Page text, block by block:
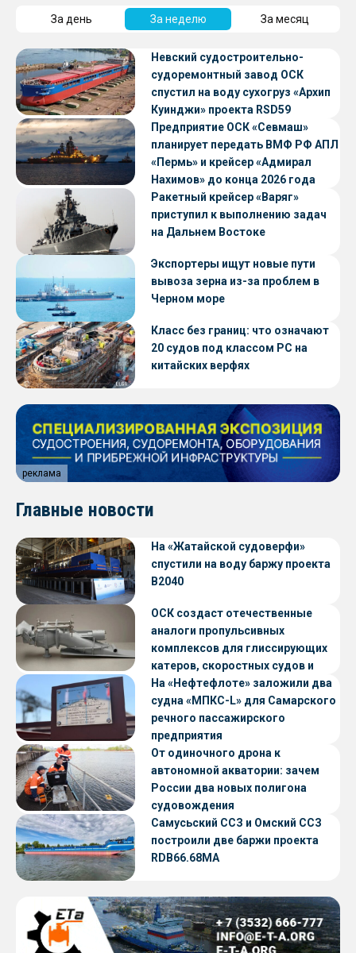
За день За неделю За месяц
Невский судостроительно-
судоремонтный завод ОСК
спустил на воду сухогруз «Архип
Куинджи» проекта RSD59
Предприятие ОСК «Севмаш»
планирует передать ВМФ РФ АПЛ
«Пермь» и крейсер «Адмирал
Нахимов» до конца 2026 года
Ракетный крейсер «Варяг»
приступил к выполнению задач
на Дальнем Востоке
Экспортеры ищут новые пути
вывоза зерна из-за проблем в
Черном море
Класс без границ: что означают
20 судов под классом РС на
китайских верфях
реклама
Главные новости
На «Жатайской судоверфи»
спустили на воду баржу проекта
В2040
ОСК создаст отечественные
аналоги пропульсивных
комплексов для глиссирующих
катеров, скоростных судов и
судов с малой осадкой
На «Нефтефлоте» заложили два
судна «МПКС-L» для Самарского
речного пассажирского
предприятия
От одиночного дрона к
автономной акватории: зачем
России два новых полигона
судовождения
Самусьский ССЗ и Омский ССЗ
построили две баржи проекта
RDB66.68МА